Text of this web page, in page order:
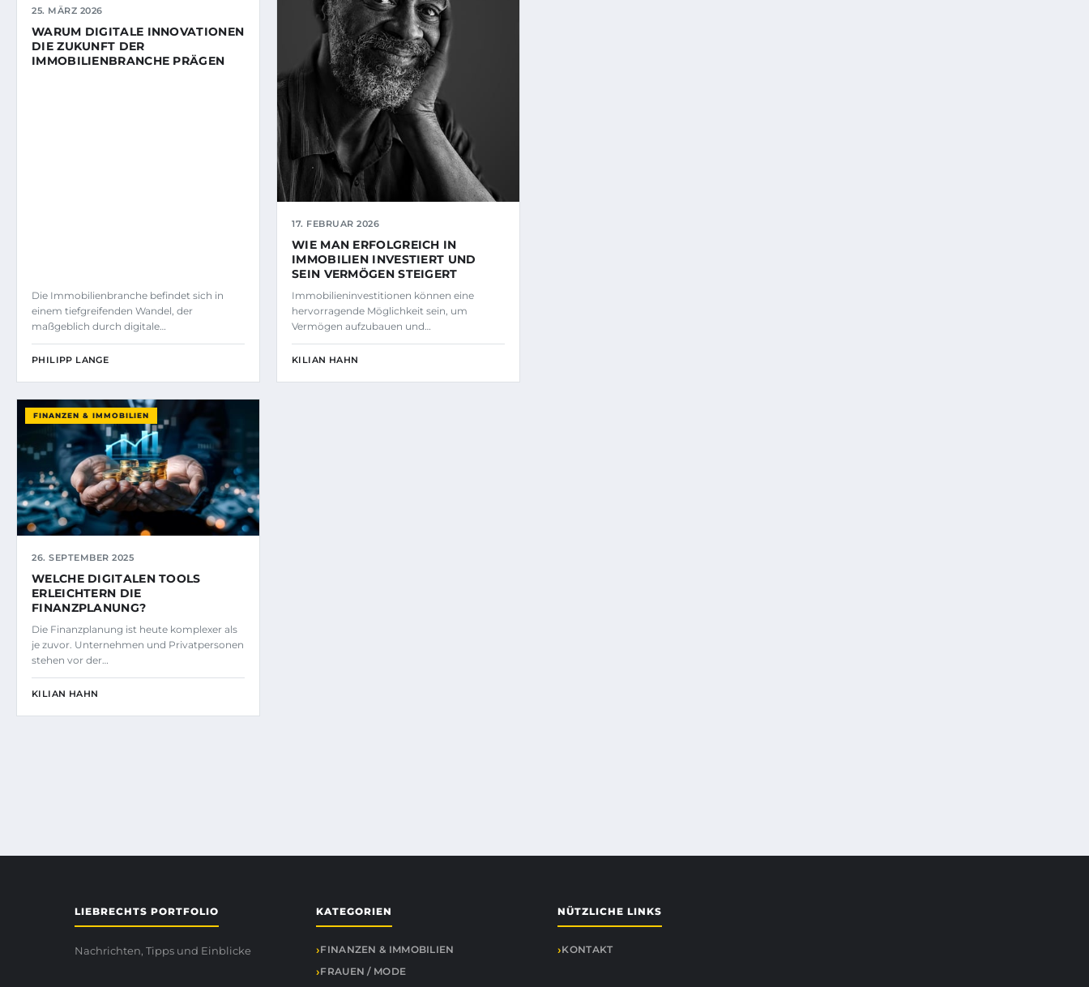
25. MÄRZ 2026
WARUM DIGITALE INNOVATIONEN
DIE ZUKUNFT DER
IMMOBILIENBRANCHE PRÄGEN
Die Immobilienbranche befindet sich in
einem tiefgreifenden Wandel, der
maßgeblich durch digitale…
PHILIPP LANGE
17. FEBRUAR 2026
WIE MAN ERFOLGREICH IN
IMMOBILIEN INVESTIERT UND
SEIN VERMÖGEN STEIGERT
Immobilieninvestitionen können eine
hervorragende Möglichkeit sein, um
Vermögen aufzubauen und…
KILIAN HAHN
FINANZEN & IMMOBILIEN
26. SEPTEMBER 2025
WELCHE DIGITALEN TOOLS
ERLEICHTERN DIE
FINANZPLANUNG?
Die Finanzplanung ist heute komplexer als
je zuvor. Unternehmen und Privatpersonen
stehen vor der…
KILIAN HAHN
LIEBRECHTS PORTFOLIO
Nachrichten, Tipps und Einblicke
KATEGORIEN
FINANZEN & IMMOBILIEN
FRAUEN / MODE
NÜTZLICHE LINKS
KONTAKT